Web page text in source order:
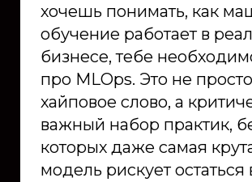
хочешь понимать, как
обучение работает в
бизнесе, тебе
про MLOps. Это не просто
хайповое слово, а
важный набор практик,
которых даже самая
модель рискует остаться